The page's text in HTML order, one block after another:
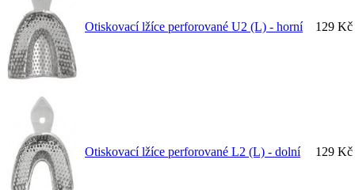
Otiskovací lžíce perforované U2 (L) - horní 129 Kč
Otiskovací lžíce perforované L2 (L) - dolní 129 Kč